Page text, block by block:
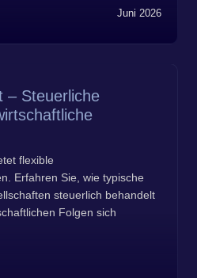
Juni 2026
– Steuerliche
flexible
Erfahren Sie, wie typische
steuerlich behandelt
Folgen sich